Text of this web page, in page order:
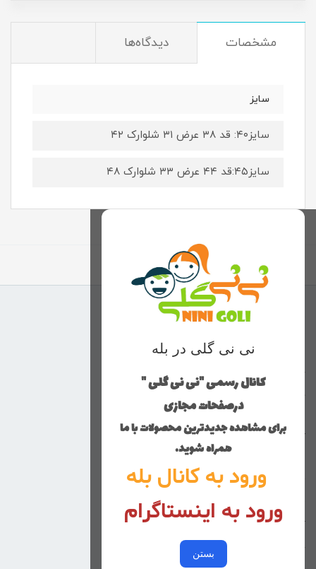
مشخصات دیدگاه‌ها
سایز
سایز۴۰: قد ۳۸ عرض ۳۱ شلوارک ۴۲
سایز۴۵:قد ۴۴ عرض ۳۳ شلوارک ۴۸
نی نی گلی در بله
کانال رسمی "نی نی گلی "
درصفحات مجازی
برای مشاهده جدیدترین محصولات با ما
همراه شوید.
ورود به کانال بله
ورود به اینستاگرام
بستن
برگشت به بالا
منوی وب‌سایت
خانه
کوچولوهای نی نی گلی
تماس با ما
کد پیگیری سفارشات
خرید عمده